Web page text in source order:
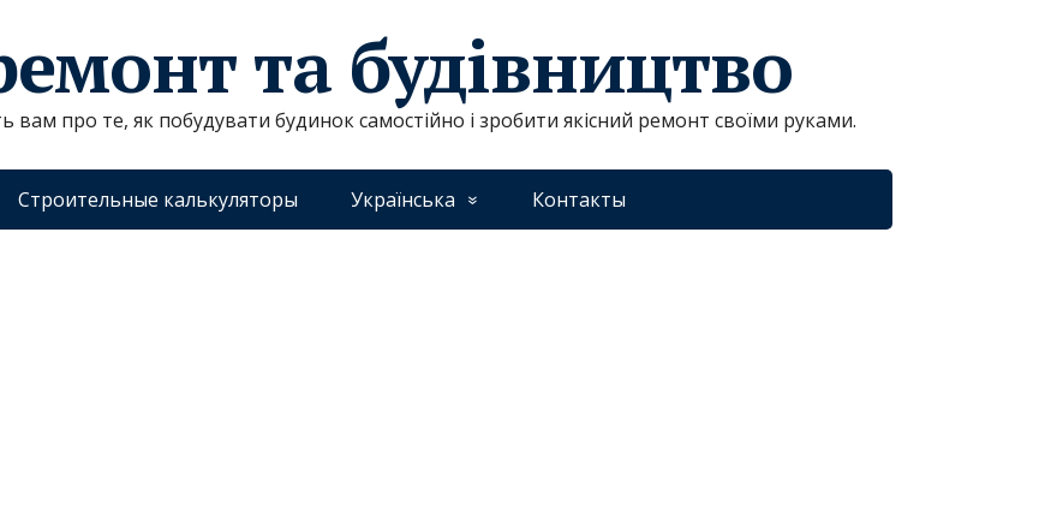
та будівництво
вам про те, як побудувати будинок самостійно і зробити якісний ремонт своїми руками.
Строительные калькуляторы Українська Контакты